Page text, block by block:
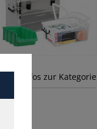
mehr Infos zur Kategorie